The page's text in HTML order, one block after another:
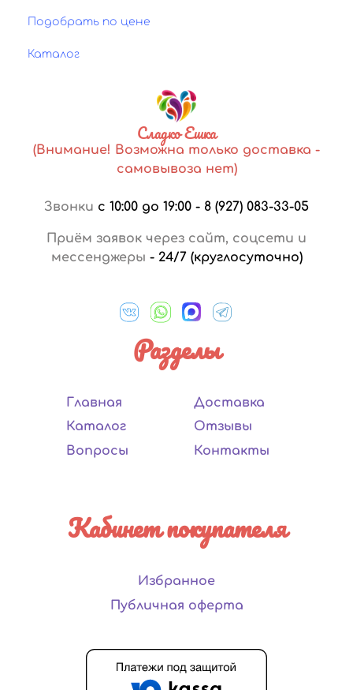
Подобрать по цене
Каталог
Сладко Ешка
(Внимание! Возможна только доставка -
самовывоза нет)
Звонки с 10:00 до 19:00 - 8 (927) 083-33-05
Приём заявок через сайт, соцсети и
мессенджеры - 24/7 (круглосуточно)
Разделы
Главная
Каталог
Вопросы
Доставка
Отзывы
Контакты
Кабинет покупателя
Избранное
Публичная оферта